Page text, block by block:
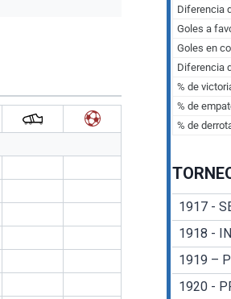
1917 -
1918 -
1919 –
1920 -